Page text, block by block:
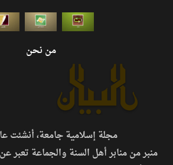
من نحن
مجلة إسلامية جامعة، أنشئت عام
منبر من منابر أهل السنة والجماعة تعبر